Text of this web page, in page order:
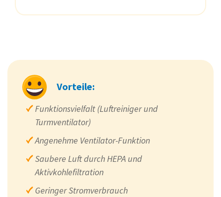
Vorteile:
Funktionsvielfalt (Luftreiniger und
Turmventilator)
Angenehme Ventilator-Funktion
Saubere Luft durch HEPA und
Aktivkohlefiltration
Geringer Stromverbrauch